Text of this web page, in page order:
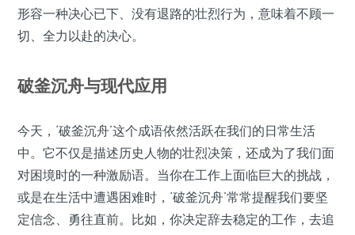
形容一种决心已下、没有退路的壮烈行为，意味着不顾一
切、全力以赴的决心。
破釜沉舟与现代应用
今天，‘破釜沉舟’这个成语依然活跃在我们的日常生活
中。它不仅是描述历史人物的壮烈决策，还成为了我们面
对困境时的一种激励语。当你在工作上面临巨大的挑战，
或是在生活中遭遇困难时，‘破釜沉舟’常常提醒我们要坚
定信念、勇往直前。比如，你决定辞去稳定的工作，去追